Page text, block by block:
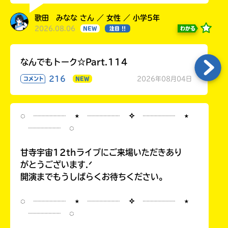
歌田 みなな さん ／ 女性 ／ 小学5年
2026.08.06 NEW 注目 !! わかる
なんでもトーク☆Part.114
コメント 216 NEW 2026年08月04日
◌ ┈┈┈┈ ⋆ ┈┈┈┈ ✧ ┈┈┈┈ ⋆
┈┈┈┈ ◌
甘寺宇宙12thライブにご来場いただきあり
がとうございます.ᐟ
開演までもうしばらくお待ちください。
◌ ┈┈┈┈ ⋆ ┈┈┈┈ ✧ ┈┈┈┈ ⋆
┈┈┈┈ ◌